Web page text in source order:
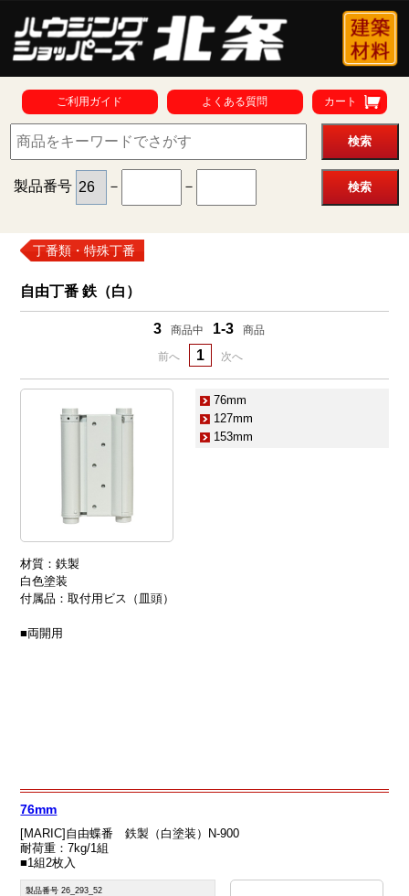
ご利用ガイド よくある質問 カート
製品番号 － －
丁番類・特殊丁番
自由丁番 鉄（白）
3 商品中 1-3 商品
前へ 1 次へ
76mm
127mm
153mm
材質：鉄製
白色塗装
付属品：取付用ビス（皿頭）
■両開用
76mm
[MARIC]自由蝶番 鉄製（白塗装）N-900
耐荷重：7kg/1組
■1組2枚入
製品番号 26_293_52